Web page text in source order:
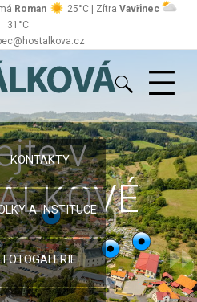
Roman 25°C | Zítra Vavřinec
31°C
v
KONTAKTY
A INSTITUCE
FOTOGALERIE